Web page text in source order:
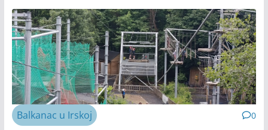
Balkanac u Irskoj 0